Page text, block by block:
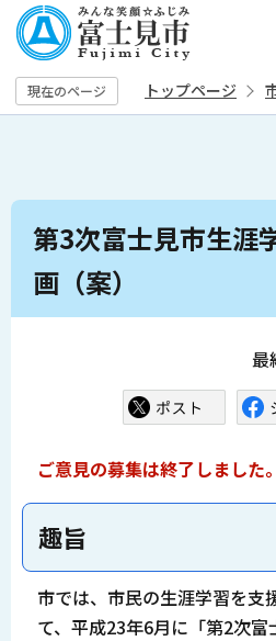
の
ペ
ー 現在のページ トップページ
本
か
第3次富士見市生涯
画（案）
最
ご意見の募集は終了しました。
趣旨
市では、市民の生涯学習を支
て、平成23年6月に「第2次